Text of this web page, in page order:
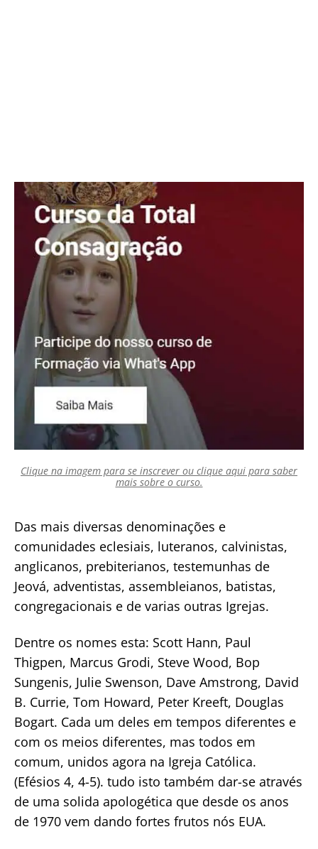
Clique na imagem para se inscrever ou clique aqui para saber
mais sobre o curso.
Das mais diversas denominações e
comunidades eclesiais, luteranos, calvinistas,
anglicanos, prebiterianos, testemunhas de
Jeová, adventistas, assembleianos, batistas,
congregacionais e de varias outras Igrejas.
Dentre os nomes esta: Scott Hann, Paul
Thigpen, Marcus Grodi, Steve Wood, Bop
Sungenis, Julie Swenson, Dave Amstrong, David
B. Currie, Tom Howard, Peter Kreeft, Douglas
Bogart. Cada um deles em tempos diferentes e
com os meios diferentes, mas todos em
comum, unidos agora na Igreja Católica.
(Efésios 4, 4-5). tudo isto também dar-se através
de uma solida apologética que desde os anos
de 1970 vem dando fortes frutos nós EUA.